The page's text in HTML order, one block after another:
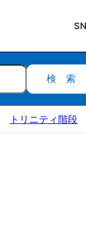
検索
トリニティ階段